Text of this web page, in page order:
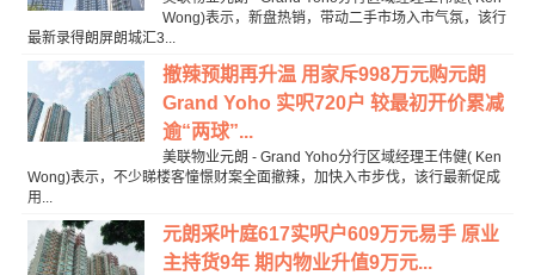
Wong)表示，新盘热销，带动二手市场入市气氛，该行
最新录得朗屏朗城汇3...
撤辣预期再升温 用家斥998万元购元朗
Grand Yoho 实呎720户 较最初开价累减
逾“两球”...
美联物业元朗 - Grand Yoho分行区域经理王伟健( Ken
Wong)表示，不少睇楼客憧憬财案全面撤辣，加快入市步伐，该行最新促成
用...
元朗采叶庭617实呎户609万元易手 原业
主持货9年 期内物业升值9万元...